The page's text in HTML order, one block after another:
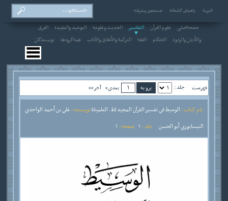
العربیة راهنمای کتابخانه جستجوی پیشرفته
صفحه‌اصلی علوم القرآن التفاسير الحديث وعلومه التوحيد والعقيدة
الفرق
والأديان والردود
الاحکام الفقه التزكية والأخلاق والآداب همه‌گروه‌ها نویسندگان
فهرست جلد : بعدی» آخر»»
نام کتاب : الوسيط في تفسير القرآن المجيد (ط. العلمية)نویسنده : علي بن أحمد الواحدي
النيسابوري أبو الحسن
جلد : صفحه :